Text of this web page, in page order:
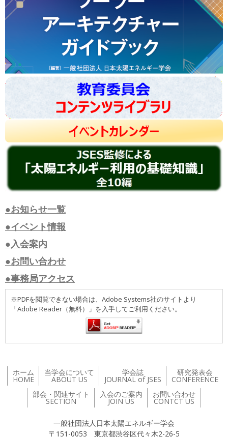
●お知らせ一覧
●イベント情報
●入会案内
●お問い合わせ
●事務局アクセス
※PDFを閲覧できない場合は、Adobe Systems社のサイトより
「Adobe Reader（無料）」を入手してご利用ください。
ホーム
HOME
当学会について
ABOUT US
学会誌
JOURNAL of JSES
研究発表会
CONFERENCE
部会・関連サイト
SECTION
入会のご案内
JOIN US
お問い合わせ
CONTCT US
一般社団法人日本太陽エネルギー学会
〒151-0053 東京都渋谷区代々木2-26-5